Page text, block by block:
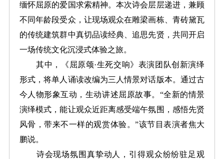
缅怀屈原的爱国求索精神。本次诗会层层递进，兼顾
不同年龄段受众，让现场观众在雕梁画栋、青砖黛瓦
的传统建筑群中真切品读经典、追思先贤，共同开启
一场传统文化沉浸式体验之旅。
其中，《屈原颂·生死交响》表演团队创新演绎
形式，将单人诵读改编为三人情景对话版本。通过古
今人物形象互动，生动讲述屈原故事。“全新的情景
演绎模式，能让观众近距离感受端午氛围，感悟先贤
风骨，带来不一样的观赏体验。”该节目表演者焦大
鹏说。
诗会现场氛围真挚动人，引得观众纷纷驻足观